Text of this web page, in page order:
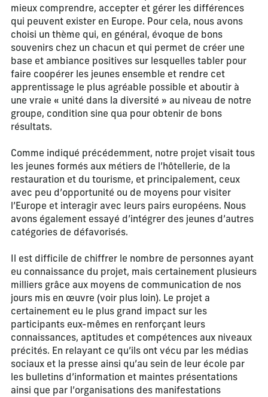
mieux comprendre, accepter et gérer les différences
qui peuvent exister en Europe. Pour cela, nous avons
choisi un thème qui, en général, évoque de bons
souvenirs chez un chacun et qui permet de créer une
base et ambiance positives sur lesquelles tabler pour
faire coopérer les jeunes ensemble et rendre cet
apprentissage le plus agréable possible et aboutir à
une vraie « unité dans la diversité » au niveau de notre
groupe, condition sine qua pour obtenir de bons
résultats.
Comme indiqué précédemment, notre projet visait tous
les jeunes formés aux métiers de l’hôtellerie, de la
restauration et du tourisme, et principalement, ceux
avec peu d’opportunité ou de moyens pour visiter
l’Europe et interagir avec leurs pairs européens. Nous
avons également essayé d’intégrer des jeunes d’autres
catégories de défavorisés.
Il est difficile de chiffrer le nombre de personnes ayant
eu connaissance du projet, mais certainement plusieurs
milliers grâce aux moyens de communication de nos
jours mis en œuvre (voir plus loin). Le projet a
certainement eu le plus grand impact sur les
participants eux-mêmes en renforçant leurs
connaissances, aptitudes et compétences aux niveaux
précités. En relayant ce qu’ils ont vécu par les médias
sociaux et la presse ainsi qu’au sein de leur école par
les bulletins d’information et maintes présentations
ainsi que par l’organisations des manifestations